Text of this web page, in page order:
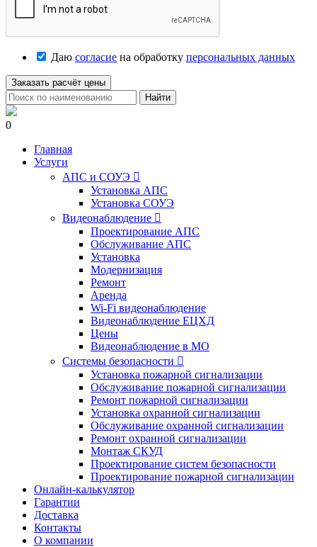
Даю согласие на обработку персональных данных
Заказать расчёт цены
Найти
0
Главная
Услуги
АПС и СОУЭ 
Установка АПС
Установка СОУЭ
Видеонаблюдение 
Проектирование АПС
Обслуживание АПС
Установка
Модернизация
Ремонт
Аренда
Wi-Fi видеонаблюдение
Видеонаблюдение ЕЦХД
Цены
Видеонаблюдение в МО
Системы безопасности 
Установка пожарной сигнализации
Обслуживание пожарной сигнализации
Ремонт пожарной сигнализации
Установка охранной сигнализации
Обслуживание охранной сигнализации
Ремонт охранной сигнализации
Монтаж СКУД
Проектирование систем безопасности
Проектирование пожарной сигнализации
Онлайн-калькулятор
Гарантии
Доставка
Контакты
О компании